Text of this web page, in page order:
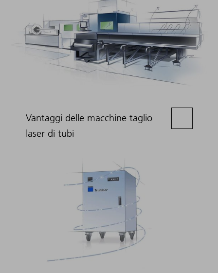
Vantaggi delle macchine taglio
laser di tubi